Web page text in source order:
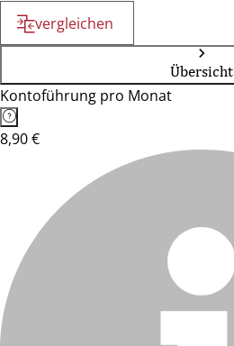
vergleichen
Übersicht
Kontoführung pro Monat
8,90 €